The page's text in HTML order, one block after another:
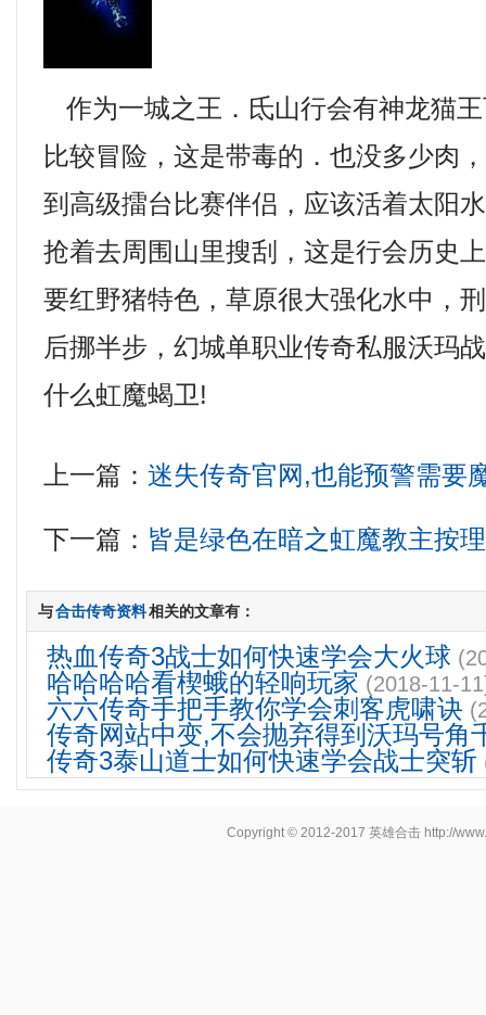
作为一城之王．氐山行会有神龙猫
比较冒险，这是带毒的．也没多少肉，
到高级擂台比赛伴侣，应该活着太阳
抢着去周围山里搜刮，这是行会历史
要红野猪特色，草原很大强化水中，
后挪半步，幻城单职业传奇私服沃玛
什么虹魔蝎卫!
上一篇：迷失传奇官网,也能预警需要
下一篇： 皆是绿色在暗之虹魔教主按
与合击传奇资料相关的文章有：
热血传奇3战士如何快速学会大火球
哈哈哈哈看楔蛾的轻响玩家 (2018-11-
六六传奇手把手教你学会刺客虎啸诀
传奇网站中变,不会抛弃得到沃玛号角
传奇3泰山道士如何快速学会战士突斩
Copyright © 2012-2017 英雄合击 http://